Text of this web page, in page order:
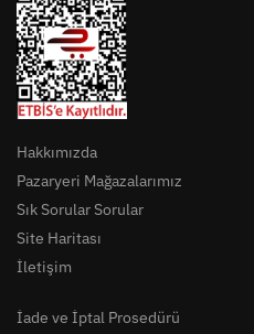
Hakkımızda
Pazaryeri Mağazalarımız
Sık Sorular Sorular
Site Haritası
İletişim
İade ve İptal Prosedürü